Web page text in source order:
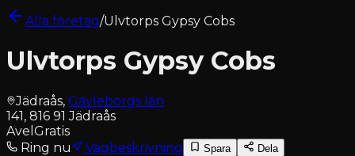
Alla företag/Ulvtorps Gypsy Cobs
Ulvtorps Gypsy Cobs
Jädraås, Gävleborgs län
141, 816 91 Jädraås
Avel Gratis
Ring nu
Vägbeskrivning Spara
Dela